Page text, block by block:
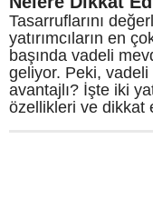
Tasarruflarını
yatırımcıların en
başında vadeli
geliyor. Peki, vadeli
avantajlı? İşte iki
özellikleri ve dikkat